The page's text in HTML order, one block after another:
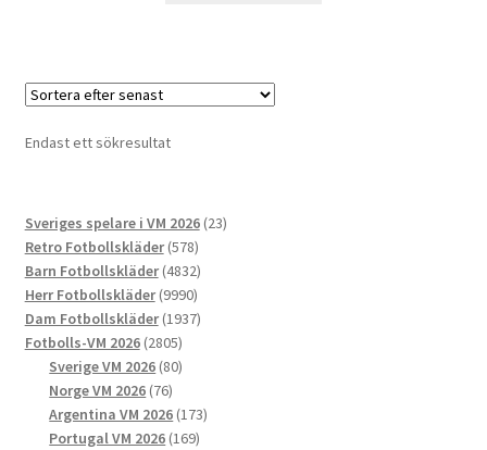
Endast ett sökresultat
Sveriges spelare i VM 2026 2323
Retro Fotbollskläder 578578
produkter
Barn Fotbollskläder 48324832
produkter
Herr Fotbollskläder 99909990
produkter
Dam Fotbollskläder 19371937
Fotbolls-VM 2026 28052805
produkter
Sverige VM 2026 8080
Norge VM 2026 7676
produkter
Argentina VM 2026 173173
Portugal VM 2026 169169